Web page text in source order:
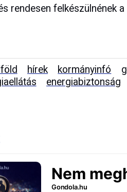
rendesen felkészülnének
hírek kormányinfó
energiabiztonság